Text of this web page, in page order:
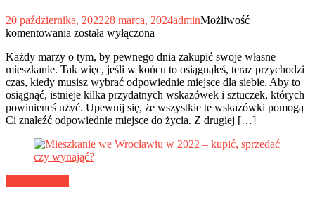
20 października, 202228 marca, 2024adminMożliwość
komentowania Zakup
we
Wrocławiu
–
najważniejsze
informacje
została wyłączona
Każdy marzy o tym, by pewnego dnia zakupić swoje własne
mieszkanie. Tak więc, jeśli w końcu to osiągnąłeś, teraz przychodzi
czas, kiedy musisz wybrać odpowiednie miejsce dla siebie. Aby to
osiągnąć, istnieje kilka przydatnych wskazówek i sztuczek, których
powinieneś użyć. Upewnij się, że wszystkie te wskazówki pomogą
Ci znaleźć odpowiednie miejsce do życia. Z drugiej […]